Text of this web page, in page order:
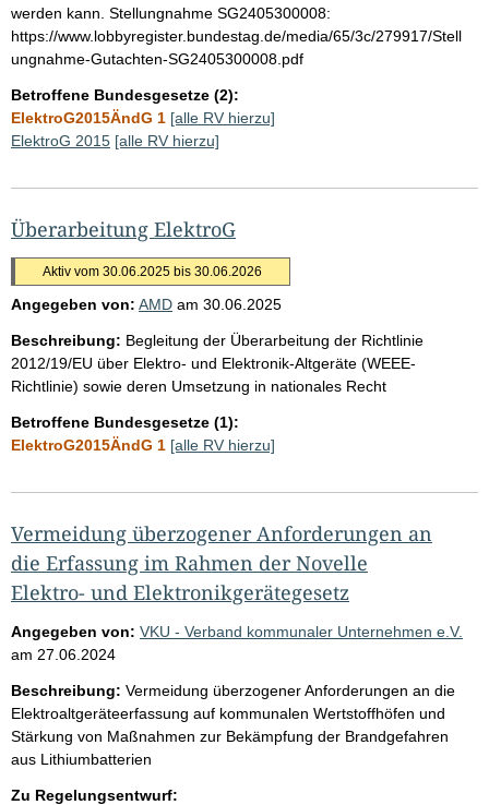
werden kann. Stellungnahme SG2405300008:
https://www.lobbyregister.bundestag.de/media/65/3c/279917/Stell
ungnahme-Gutachten-SG2405300008.pdf
Betroffene Bundesgesetze (2):
ElektroG2015ÄndG 1 [alle RV hierzu]
ElektroG 2015 [alle RV hierzu]
Überarbeitung ElektroG
Aktiv vom 30.06.2025 bis 30.06.2026
Angegeben von: AMD am 30.06.2025
Beschreibung: Begleitung der Überarbeitung der Richtlinie
2012/19/EU über Elektro- und Elektronik-Altgeräte (WEEE-
Richtlinie) sowie deren Umsetzung in nationales Recht
Betroffene Bundesgesetze (1):
ElektroG2015ÄndG 1 [alle RV hierzu]
Vermeidung überzogener Anforderungen an
die Erfassung im Rahmen der Novelle
Elektro- und Elektronikgerätegesetz
Angegeben von: VKU - Verband kommunaler Unternehmen e.V.
am 27.06.2024
Beschreibung: Vermeidung überzogener Anforderungen an die
Elektroaltgeräteerfassung auf kommunalen Wertstoffhöfen und
Stärkung von Maßnahmen zur Bekämpfung der Brandgefahren
aus Lithiumbatterien
Zu Regelungsentwurf: